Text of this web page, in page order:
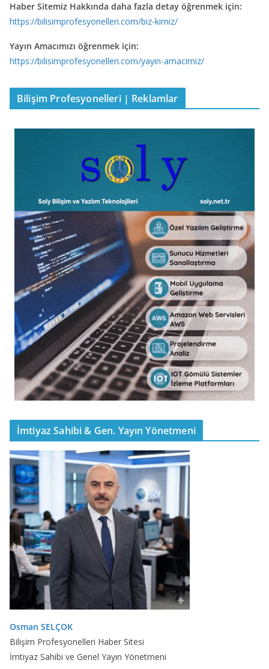
Haber Sitemiz Hakkında daha fazla detay öğrenmek için:
https://bilisimprofesyonelleri.com/biz-kimiz/
Yayın Amacımızı öğrenmek için:
https://bilisimprofesyonelleri.com/yayin-amacimiz/
Bilişim Profesyonelleri | Reklamlar
İmtiyaz Sahibi & Gen. Yayın Yönetmeni
Osman SELÇOK
Bilişim Profesyonelleri Haber Sitesi
İmtiyaz Sahibi ve Genel Yayın Yönetmeni